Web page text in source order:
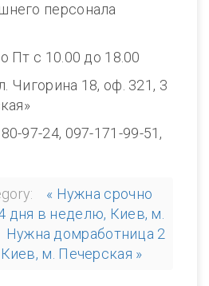
персонала
Пт с 10.00 до 18.00
Чигорина 18, оф. 321, 3
97-24, 097-171-99-51,
« Нужна срочно
дня в неделю, Киев, м.
Нужна домработница 2
м. Печерская »